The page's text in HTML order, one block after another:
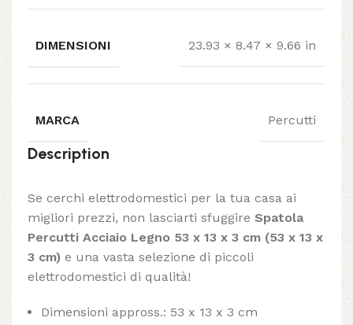
DIMENSIONI 23.93 × 8.47 × 9.66 in
MARCA Percutti
Description
Se cerchi elettrodomestici per la tua casa ai
migliori prezzi, non lasciarti sfuggire Spatola
Percutti Acciaio Legno 53 x 13 x 3 cm (53 x 13 x
3 cm) e una vasta selezione di piccoli
elettrodomestici di qualità!
Dimensioni appross.: 53 x 13 x 3 cm